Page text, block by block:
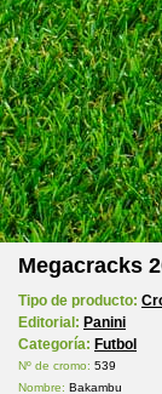
Megacracks
Tipo de producto:
Editorial: Panini
Categoría: Futbol
Nº de cromo: 539
Nombre: Bakambu